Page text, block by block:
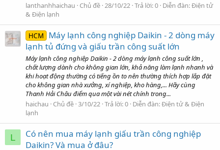
lanthanhhaichau
Chủ đề 28/10/22 Trả lời: 0 Diễn đàn:Điện tử
& Điện lạnh
HCM
Máy lạnh công nghiệp Daikin - 2 dòng máy
lạnh tủ đứng và giấu trần công suất lớn
Máy lạnh công nghiệp Daikin - 2 dòng máy lạnh công suất lớn ,
chất lượng dành cho không gian lớn, khả năng làm lạnh nhanh và
khi hoạt động thường có tiếng ồn to nên thường thích hợp lắp đặt
cho không gian nhà xưởng, xí nghiệp, kho hàng,... Hãy cùng
Thanh Hải Châu điểm qua một vài nét chính trong...
haichau
Chủ đề 3/10/22 Trả lời: 0 Diễn đàn:Điện tử & Điện
lạnh
L
Có nên mua máy lạnh giấu trần công nghiệp
Daikin? Và mua ở đâu?